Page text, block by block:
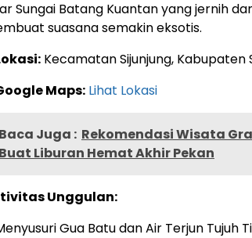
Sungai Batang Kuantan yang jernih
suasana semakin eksotis.
Kecamatan Sijunjung, Kabupaten
Maps: Lihat Lokasi
Baca Juga : Rekomendasi Wisata
Buat Liburan Hemat Akhir Pekan
Unggulan:
Gua Batu dan Air Terjun Tujuh